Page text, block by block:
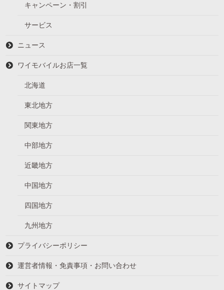
キャンペーン・割引
サービス
ニュース
ワイモバイルお店一覧
北海道
東北地方
関東地方
中部地方
近畿地方
中国地方
四国地方
九州地方
プライバシーポリシー
運営者情報・免責事項・お問い合わせ
サイトマップ